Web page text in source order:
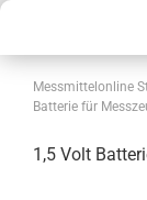
Messmittelonline
Batterie für
1,5 Volt